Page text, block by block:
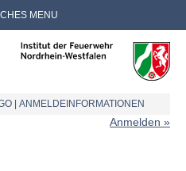
MENU
ANMELDEINFORMATIONEN
Anmelden